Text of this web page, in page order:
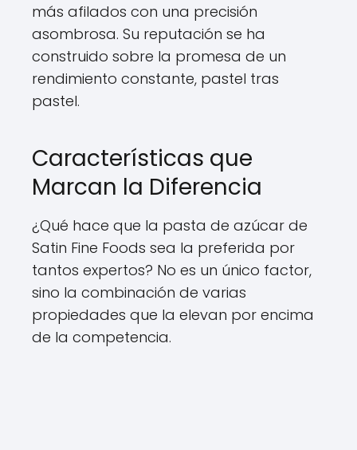
más afilados con una precisión
asombrosa. Su reputación se ha
construido sobre la promesa de un
rendimiento constante, pastel tras
pastel.
Características que
Marcan la Diferencia
¿Qué hace que la pasta de azúcar de
Satin Fine Foods sea la preferida por
tantos expertos? No es un único factor,
sino la combinación de varias
propiedades que la elevan por encima
de la competencia.